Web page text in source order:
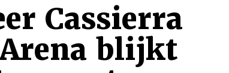
Cassierra
Arena blijkt